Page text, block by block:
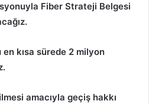
Fiber Strateji Belgesi
kısa sürede 2 milyon
amacıyla geçiş hakkı